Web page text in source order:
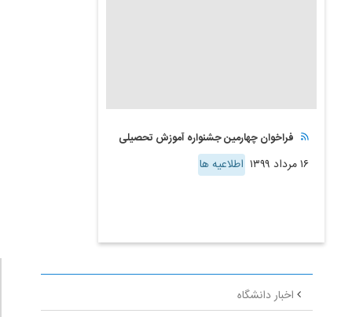
فراخوان چهارمین جشنواره آموزش تحصیلی
۱۶ مرداد ۱۳۹۹ اطلاعیه ها
اخبار دانشگاه